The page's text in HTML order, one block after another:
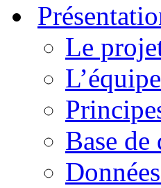
Le
L’équipe
Base de